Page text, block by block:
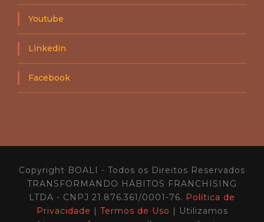
Youtube
Linkedin
Facebook
Copyright BOALI - Todos os Direitos Reservados
TRANSFORMANDO HÁBITOS FRANCHISING
LTDA - CNPJ 21.876.361/0001-76. Política de
Privacidade | Termos de Uso | Utilizamos